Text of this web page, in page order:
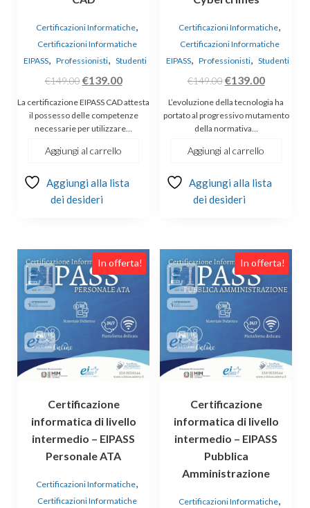
Certificazioni Informatiche,
Certificazioni Informatiche
EIPASS, Professionisti, Studenti
€149.00 Il
prezzo
originale
era:
€149.00.
€139.00Il
prezzo
attuale
è:
La certificazione EIPASS CAD attesta
il possesso delle competenze
necessarie per utilizzare…
Aggiungi al carrello
Aggiungi alla lista
dei desideri
Certificazioni Informatiche,
Certificazioni Informatiche
EIPASS, Professionisti, Studenti
€149.00Il
prezzo
originale
era:
€149.00.
€139.00Il
prezzo
attuale
L’evoluzione della tecnologia ha
portato al progressivo mutamento
della normativa…
Aggiungi al carrello
Aggiungi alla lista
dei desideri
In offerta!
Certificazione
informatica di livello
intermedio – EIPASS
Personale ATA
Certificazioni Informatiche,
Certificazioni Informatiche
In offerta!
Certificazione
informatica di livello
intermedio – EIPASS
Pubblica
Amministrazione
Certificazioni Informatiche,